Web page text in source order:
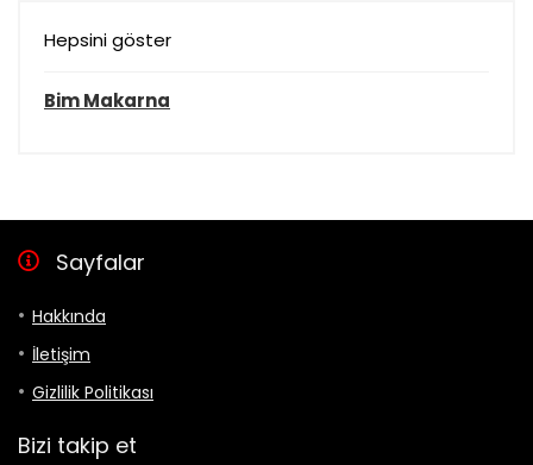
Hepsini göster
Bim Makarna
Sayfalar
Hakkında
İletişim
Gizlilik Politikası
Bizi takip et